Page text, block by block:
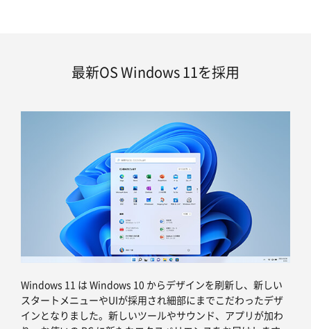
最新OS Windows 11を採用
Windows 11 は Windows 10 からデザインを刷新し、新しい
スタートメニューやUIが採用され細部にまでこだわったデザ
インとなりました。新しいツールやサウンド、アプリが加わ